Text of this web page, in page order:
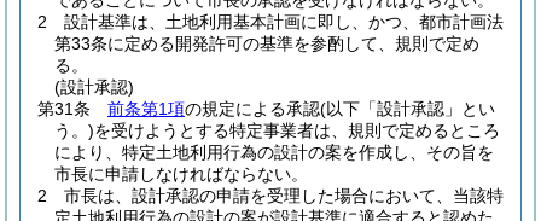
2
設計基準は、土地利用基本計画に即し、かつ、都市計画法
第33条に定める開発許可の基準を参酌して、規則で定め
る。
(設計承認)
第31条
前条第1項の規定による承認(以下「設計承認」とい
う。)を受けようとする特定事業者は、規則で定めるところ
により、特定土地利用行為の設計の案を作成し、その旨を
市長に申請しなければならない。
2
市長は、設計承認の申請を受理した場合において、当該特